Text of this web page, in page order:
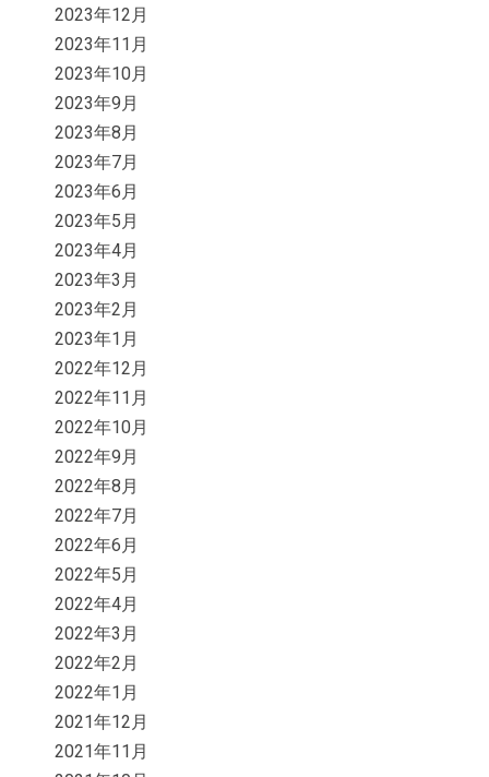
2023年12月
2023年11月
2023年10月
2023年9月
2023年8月
2023年7月
2023年6月
2023年5月
2023年4月
2023年3月
2023年2月
2023年1月
2022年12月
2022年11月
2022年10月
2022年9月
2022年8月
2022年7月
2022年6月
2022年5月
2022年4月
2022年3月
2022年2月
2022年1月
2021年12月
2021年11月